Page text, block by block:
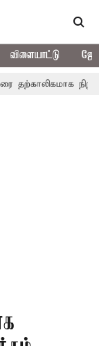
விளையாட்டு
நிறுத்தம்